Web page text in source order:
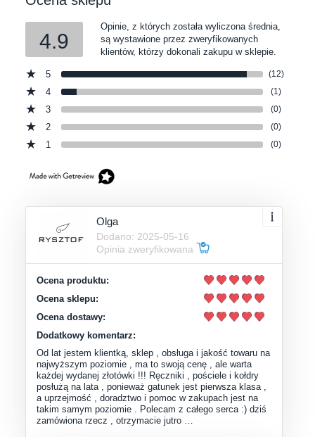
4.9
Opinie, z których została wyliczona średnia,
są wystawione przez zweryfikowanych
klientów, którzy dokonali zakupu w sklepie.
5 (12)
4 (1)
3 (0)
2 (0)
1 (0)
Olga
Dodano: 2025-05-16
Opinia zweryfikowana
Ocena produktu:
Ocena sklepu:
Ocena dostawy:
Dodatkowy komentarz:
Od lat jestem klientką, sklep , obsługa i jakość towaru na
najwyższym poziomie , ma to swoją cenę , ale warta
każdej wydanej złotówki !!! Ręczniki , pościele i kołdry
posłużą na lata , ponieważ gatunek jest pierwsza klasa ,
a uprzejmość , doradztwo i pomoc w zakupach jest na
takim samym poziomie . Polecam z całego serca :) dziś
zamówiona rzecz , otrzymacie jutro …